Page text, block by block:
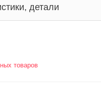
детали
товаров